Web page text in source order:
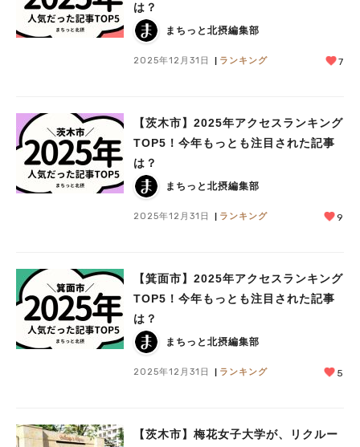
は？
まちっと北摂編集部
2025年12月31日 ランキング 7
【茨木市】2025年アクセスランキング
TOP5！今年もっとも注目された記事
は？
まちっと北摂編集部
2025年12月31日 ランキング 9
【箕面市】2025年アクセスランキング
TOP5！今年もっとも注目された記事
は？
まちっと北摂編集部
2025年12月31日 ランキング 5
【茨木市】梅花女子大学が、リクルー